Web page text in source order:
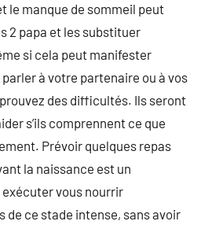
le manque de sommeil peut
2 papa et les substituer
si cela peut manifester
à votre partenaire ou à vos
des difficultés. Ils seront
s’ils comprennent ce que
Prévoir quelques repas
la naissance est un
vous nourrir
de ce stade intense, sans avoir